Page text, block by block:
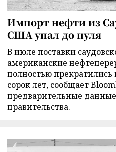
Импорт нефти из
США упал до нуля
В июле поставки
американские
полностью прекратились
сорок лет, сообщает
предварительные
правительства.